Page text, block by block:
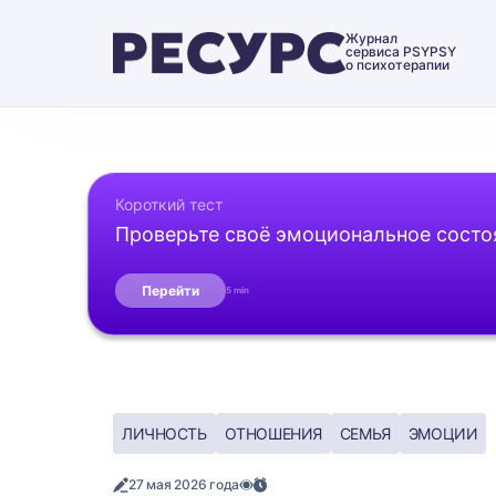
Журнал
сервиса PSYPSY
о психотерапии
Короткий тест
Проверьте своё эмоциональное
Перейти 5 min
ЛИЧНОСТЬ ОТНОШЕНИЯ СЕМЬЯ ЭМОЦИИ
27 мая 2026 года